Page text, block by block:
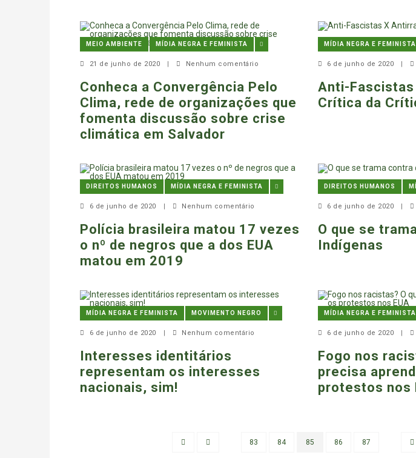
MEIO AMBIENTE MÍDIA NEGRA E FEMINISTA
21 de junho de 2020 | Nenhum comentário
Conheca a Convergência Pelo
Clima, rede de organizações que
fomenta discussão sobre crise
climática em Salvador
MÍDIA NEGRA E FEMINISTA
6 de junho de 2020 |
Anti-
Crítica da
DIREITOS HUMANOS MÍDIA NEGRA E FEMINISTA
6 de junho de 2020 | Nenhum comentário
Polícia brasileira matou 17 vezes
o nº de negros que a dos EUA
matou em 2019
DIREITOS HUMANOS
6 de junho de 2020 |
O que se
Indígenas
MÍDIA NEGRA E FEMINISTA MOVIMENTO NEGRO
6 de junho de 2020 | Nenhum comentário
Interesses identitários
representam os interesses
nacionais, sim!
MÍDIA NEGRA E FEMINISTA
6 de junho de 2020 |
Fogo nos
precisa
protestos nos
83 84 85 86 87